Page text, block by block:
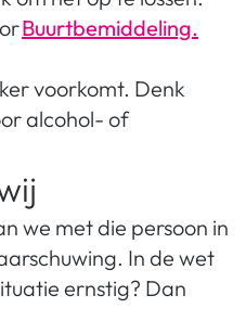
Buurtbemiddeling.
voorkomt. Denk
alcohol- of
we met die persoon in
In de wet
ernstig? Dan